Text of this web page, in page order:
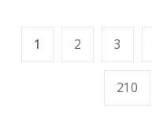
1 2 3
210